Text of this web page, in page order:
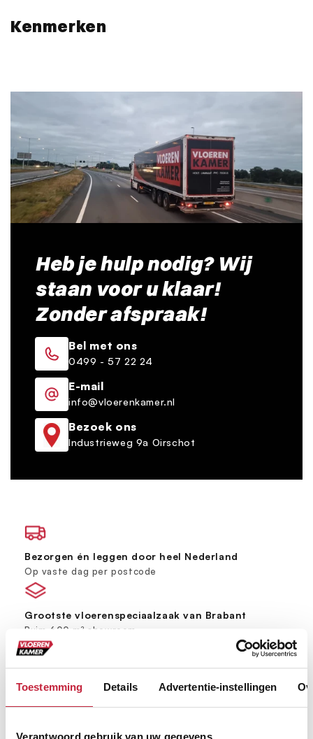
Toestemming Details Advertentie-instellingen
Verantwoord gebruik van uw gegevens
Kenmerken
Heb je hulp nodig? Wij
staan voor u klaar!
Zonder afspraak!
Bel met ons
0499 - 57 22 24
E-mail
info@vloerenkamer.nl
Bezoek ons
Industrieweg 9a Oirschot
Bezorgen én leggen door heel Nederland
Op vaste dag per postcode
Grootste vloerenspeciaalzaak van Brabant
Ruim 600 m² showroom
Ruim assortiment, elke stijl